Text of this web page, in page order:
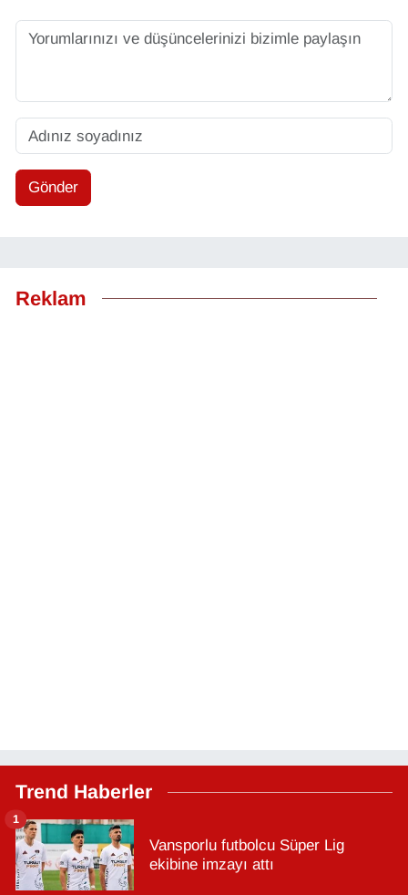
Gönder
Reklam
Trend Haberler
Vansporlu futbolcu Süper Lig
ekibine imzayı attı
1